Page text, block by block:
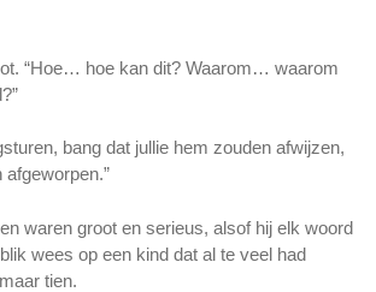
“Hoe… hoe kan dit? Waarom… waarom
bang dat jullie hem zouden afwijzen,
waren groot en serieus, alsof hij elk woord
wees op een kind dat al te veel had
tien.